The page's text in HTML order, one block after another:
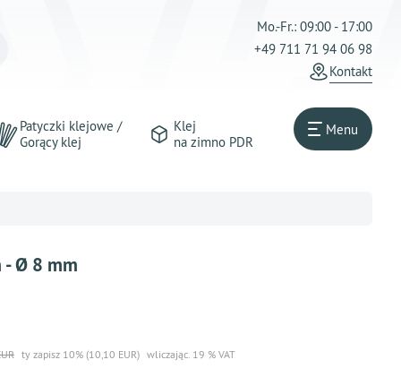
Mo.-Fr.: 09:00 - 17:00
+49 711 71 94 06 98
Kontakt
Patyczki klejowe /
Gorący klej
Klej
na zimno PDR
Menu
- Ø 8 mm
ty zapisz 10% (10,10 EUR) wliczając. 19 % VAT